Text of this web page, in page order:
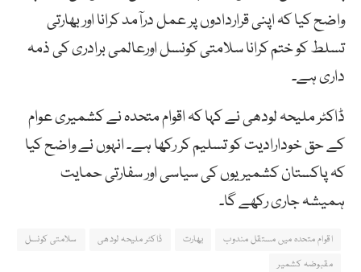
واضح کیا کہ اپنی قراردادوں پر عمل درآمد کرانا اور بھارتی
تسلط کو ختم کرانا سلامتی کونسل اورعالمی برادری کی ذمہ
داری ہے۔
ڈاکٹر ملیحہ لودھی نے کہا کہ اقوام متحدہ نے کشمیری عوام
کے حق خودارادیت کو تسلیم کر رکھا ہے۔ انہوں نے واضح کیا
کہ پاکستان کشمیریوں کی سیاسی اور سفارتی حمایت
ہمیشہ جاری رکھے گا۔
اقوام متحدہ میں مستقل مندوب بھارت ڈاکٹر ملیحہ لودھی
سلامتی کونسل
مقبوضہ کشمیر